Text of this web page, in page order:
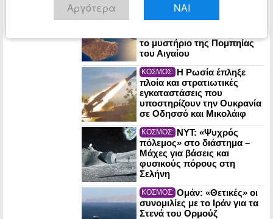
ΠΕΡΙΒΑΛΛΟΝ:
Σαντορίνης: Ο νεκρός
το μυστήριο της Πομπηίας
του Αιγαίου
ΚΟΣΜΟΣ: Η Ρωσία έπληξε
πλοία και στρατιωτικές
εγκαταστάσεις που
υποστηρίζουν την Ουκρανία
σε Οδησσό και Μικολάιφ
ΚΟΣΜΟΣ: NYT: «Ψυχρός
πόλεμος» στο διάστημα –
Μάχες για βάσεις και
φυσικούς πόρους στη
Σελήνη
ΚΟΣΜΟΣ: Ομάν: «Θετικές» οι
συνομιλίες με το Ιράν για τα
Στενά του Ορμούζ
Αργότερα ΝΑΙ